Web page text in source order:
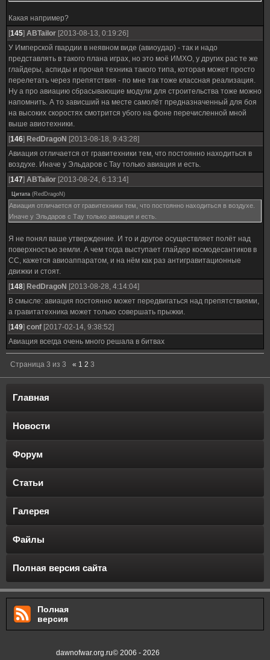
Какая например?
[145] ABTailor [2013-08-13, 0:19:26]
У Имперской гвардии в неявном виде (авиоудар) - так и надо
представлять в такого плана играх, но это моё ИМХО, у других рас те же
глайдеры, аспиды и прочая техника такого типа, которая может просто
перелетать через препятствия - по мне так тоже классная реализация.
Ну а про авиацию сбрасывающие модули для строительства тоже можно
напомнить. А то зависший на месте самолёт предназначенный для боя
на высоких скоростях смотрится убого на фоне перечисленной мной
выше авиотехники.
[146] RedDragoN [2013-08-18, 9:43:28]
Авиация отличается от гравитехники тем, что постоянно находиться в
воздухе. Иначе у Эльдаров с Тау только авиация и есть.
[147] ABTailor [2013-08-24, 6:13:14]
Цитата (RedDragoN )
Авиация отличается от гравитехники тем, что постоянно находиться в воздухе.
Иначе у Эльдаров с Тау только авиация и есть.
Я не понял ваше утверждение. И то и другое осуществляет полёт над
поверхностью земли. А чем тогда выступает глайдер космодесантиков в
СС, кажется авиоаппаратом, и на нём как раз антигравитационные
движки и стоят.
[148] RedDragoN [2013-08-28, 4:14:04]
В смысле: авиация постоянно может передвигаться над препятствиями,
а гравитатехника может только совершать прыжки.
[149] conf [2017-02-14, 9:38:52]
Авиация всегда очень много решала в битвах
Страница 3 из 3 « 1 2 3
Главная
Новости
Форум
Статьи
Галерея
Файлы
Полная версия сайта
Полная
версия
dawnofwar.org.ru© 2006 - 2026